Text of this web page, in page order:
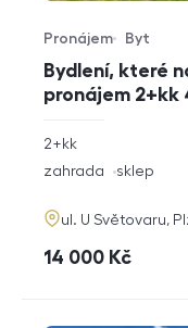
Bydlení, které
pronájem 2+kk
Typ nabídky
Pronájem
Typ nemovitosti
Byt
rozměry
2+kk
funkce
zahrada sklep
adresa
ul. U Světovaru,
cena
14 000 Kč